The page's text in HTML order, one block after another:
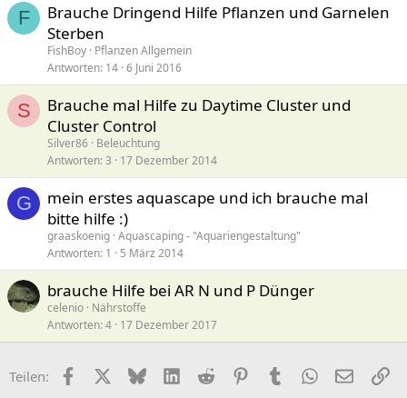
F
Brauche Dringend Hilfe Pflanzen und Garnelen
Sterben
FishBoy Pflanzen Allgemein
Antworten 14 6 Juni 2016
S
Brauche mal Hilfe zu Daytime Cluster und
Cluster Control
Silver86 Beleuchtung
Antworten 3 17 Dezember 2014
G
mein erstes aquascape und ich brauche mal
bitte hilfe :)
graaskoenig Aquascaping - "Aquariengestaltung"
Antworten 1 5 März 2014
brauche Hilfe bei AR N und P Dünger
celenio Nährstoffe
Antworten 4 17 Dezember 2017
Teilen: FacebookX (Twitter)
BlueskyLinkedIn
Reddit PinterestTumblr WhatsApp
E-Mail